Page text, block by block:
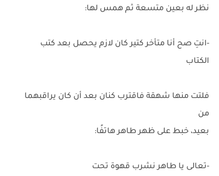
نظر له بعين متسعة ثم همس لها:
-انتِ صح أنا متأخر كتير كان لازم يحصل بعد كتب
الكتاب
فلتت منها شهقة فاقترب كنان بعد أن كان يراقبهما
من
بعيد، خبط على ظهر طاهر هاتفًا:
-تعالى يا طاهر نشرب قهوة تحت